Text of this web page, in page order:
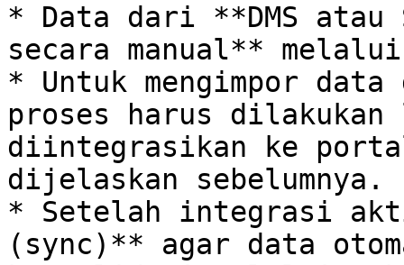
* Data dari **DMS
secara manual**
* Untuk mengimpor
proses harus dilakukan
diintegrasikan ke
dijelaskan sebelumnya.
* Setelah integrasi
(sync)** agar data